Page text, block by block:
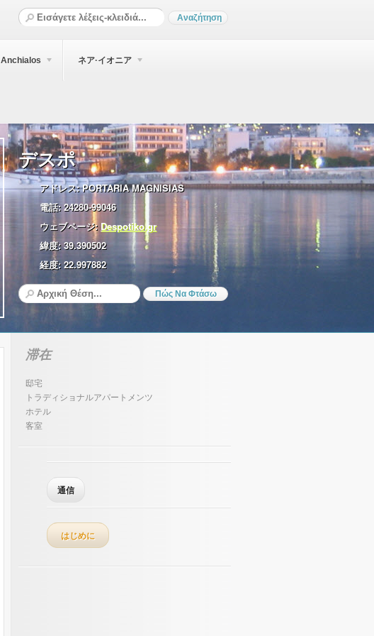
Anchialos ネア·イオニア
デスポ
アドレス:PORTARIA MAGNISIAS
電話:24280-99046
ウェブページ: Despotiko.gr
緯度:39.390502
経度:22.997882
滞在
邸宅
トラディショナルアパートメンツ
ホテル
客室
通信
はじめに